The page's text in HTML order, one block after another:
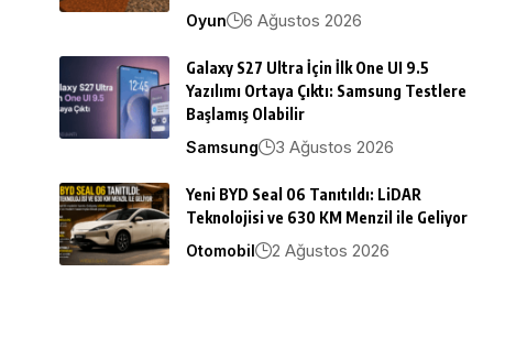
Oyun
6 Ağustos 2026
Galaxy S27 Ultra İçin İlk One UI 9.5
Yazılımı Ortaya Çıktı: Samsung Testlere
Başlamış Olabilir
Samsung
3 Ağustos 2026
Yeni BYD Seal 06 Tanıtıldı: LiDAR
Teknolojisi ve 630 KM Menzil ile Geliyor
Otomobil
2 Ağustos 2026